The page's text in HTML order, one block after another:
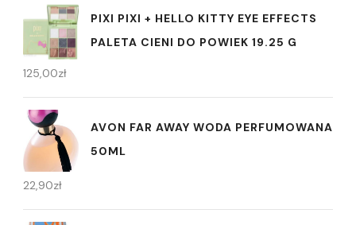
PIXI PIXI + HELLO KITTY EYE EFFECTS
PALETA CIENI DO POWIEK 19.25 G
125,00zł
AVON FAR AWAY WODA PERFUMOWANA
50ML
22,90zł